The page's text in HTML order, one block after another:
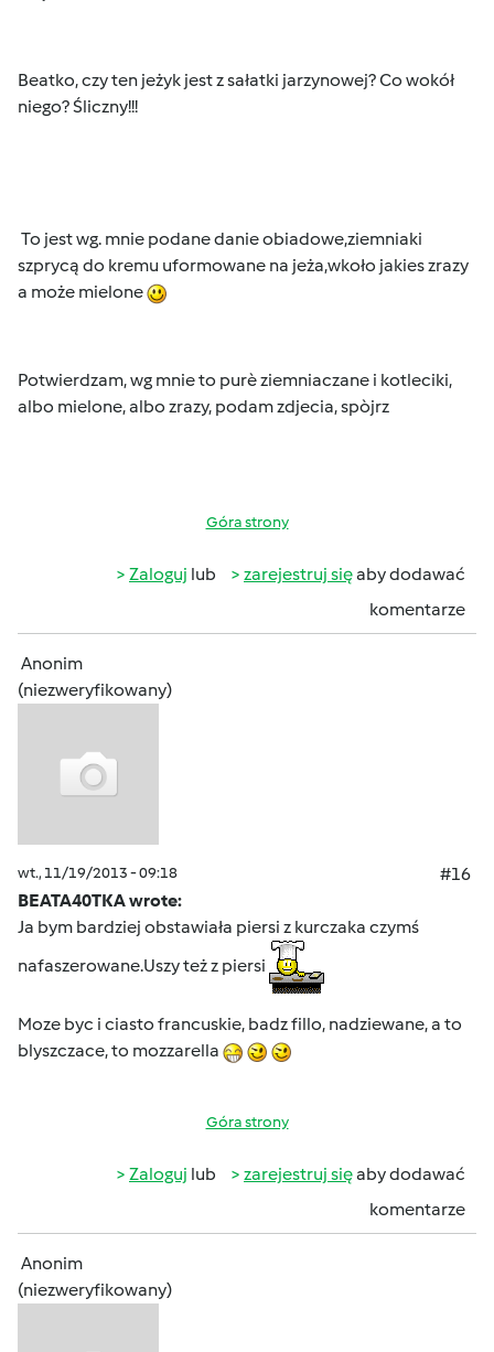
Beatko, czy ten jeżyk jest z sałatki jarzynowej? Co wokół
niego? Śliczny!!!
To jest wg. mnie podane danie obiadowe,ziemniaki
szprycą do kremu uformowane na jeża,wkoło jakies zrazy
a może mielone
Potwierdzam, wg mnie to purè ziemniaczane i kotleciki,
albo mielone, albo zrazy, podam zdjecia, spòjrz
Góra strony
Zaloguj lub zarejestruj sięaby dodawać
komentarze
Anonim
(niezweryfikowany)
wt., 11/19/2013 - 09:18
#16
BEATA40TKA wrote:
Ja bym bardziej obstawiała piersi z kurczaka czymś
nafaszerowane.Uszy też z piersi
Moze byc i ciasto francuskie, badz fillo, nadziewane, a to
blyszczace, to mozzarella
Góra strony
Zaloguj lub zarejestruj sięaby dodawać
komentarze
Anonim
(niezweryfikowany)